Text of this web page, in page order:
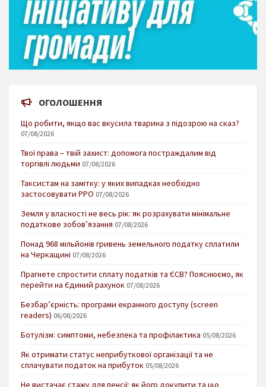
ОГОЛОШЕННЯ
Що робити, якщо вас вкусила тварина з підозрою на сказ?
07/08/2026
Твої права – твій захист: допомога постраждалим від
торгівлі людьми 07/08/2026
Таксистам на замітку: у яких випадках необхідно
застосовувати РРО 07/08/2026
Земля у власності не весь рік: як розрахувати мінімальне
податкове зобов’язання 07/08/2026
Понад 968 мільйонів гривень земельного податку сплатили
на Черкащині 07/08/2026
Прагнете спростити сплату податків та ЄСВ? Пояснюємо, як
перейти на Єдиний рахунок 07/08/2026
Безбар’єрність: програми екранного доступу (screen
readers) 06/08/2026
Ботулізм: симптоми, небезпека та профілактика 05/08/2026
Як отримати статус неприбуткової організації та не
сплачувати податок на прибуток 05/08/2026
Не вистачає стажу для пенсії: як його докупити та що